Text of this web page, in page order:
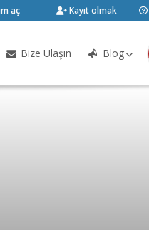
aç Kayıt olmak
Bize Ulaşın Blog